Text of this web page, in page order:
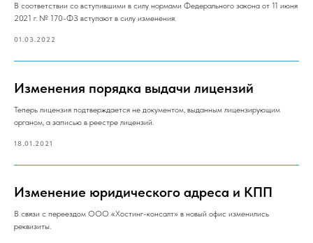
В соответствии со вступившими в силу нормами Федерального закона от 11 июня
2021 г. № 170-ФЗ вступают в силу изменения.
01.03.2022
Изменения порядка выдачи лицензий
Теперь лицензия подтверждается не документом, выданным лицензирующим
органом, а записью в реестре лицензий.
18.01.2021
Изменение юридического адреса и КПП
В связи с переездом ООО «Хостинг-консалт» в новый офис изменились
реквизиты.